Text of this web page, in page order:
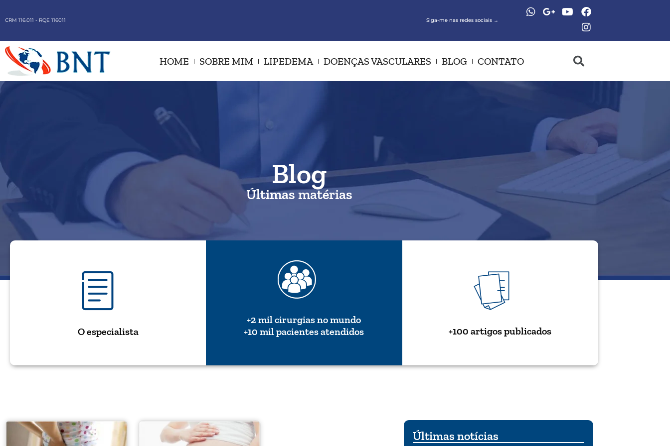
CRM 116.011 - RQE 116011 Siga-me nas redes sociais →
HOME SOBRE MIM LIPEDEMA DOENÇAS VASCULARES BLOG CONTATO
Blog
Últimas matérias
O especialista
+2 mil cirurgias no mundo
+10 mil pacientes atendidos
+100 artigos publicados
Últimas notícias